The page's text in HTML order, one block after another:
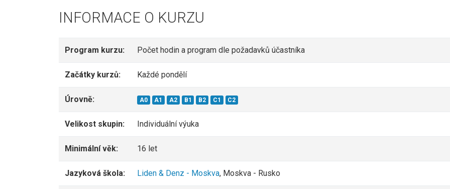
INFORMACE O KURZU
Program kurzu: Počet hodin a program dle požadavků účastníka
Začátky kurzů: Každé pondělí
Úrovně: A0 A1 A2 B1 B2 C1 C2
Velikost skupin: Individuální výuka
Minimální věk: 16 let
Jazyková škola: Liden & Denz - Moskva, Moskva - Rusko